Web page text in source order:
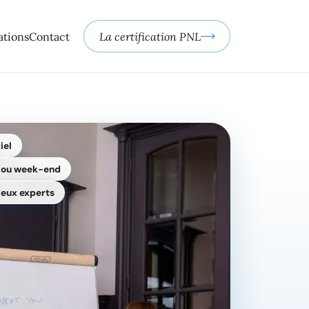
Contact La certification PNL
week-end
experts